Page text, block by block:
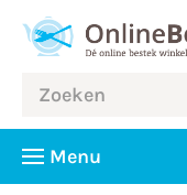
Menu